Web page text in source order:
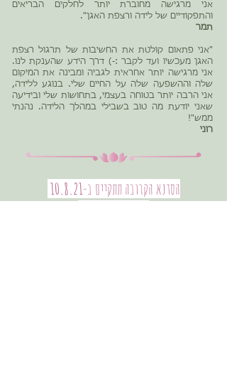
אני מרגישה מחוברת יותר לחלקים הבריאים
והתפקודיים של לידה ורצפת האגן".
תמר
"אני פתאום קולטת את החשיבות של תרגול רצפת
האגן מעכשיו ועד לקבר :-) דרך הידע שהענקת לנו.
אני מרגישה יותר אחראית לגביה ומבינה את המיקום
שלה וההשפעה שלה על החיים שלי. בנוגע ללידה,
אני הרבה יותר בטוחה בעצמי, בתחושות שלי ובידיעה
שאני יודעת מה טוב בשבילי במהלך הלידה. נהנתי
ממש"!
רוני
הסדנא הקרובה תתקיים ב-10.8.21